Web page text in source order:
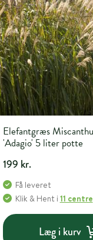
Elefantgræs
'Adagio' 5 liter potte
199 kr.
Få leveret
Klik & Hent i 11 centre
Læg i kurv